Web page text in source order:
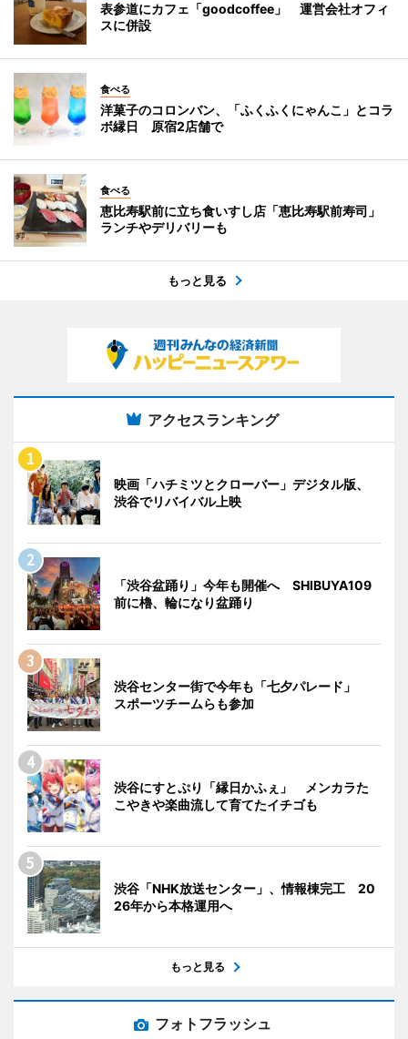
表参道にカフェ「goodcoffee」 運営会社オフィ
スに併設
食べる
洋菓子のコロンバン、「ふくふくにゃんこ」とコラ
ボ縁日 原宿2店舗で
食べる
恵比寿駅前に立ち食いすし店「恵比寿駅前寿司」
ランチやデリバリーも
もっと見る
アクセスランキング
映画「ハチミツとクローバー」デジタル版、
渋谷でリバイバル上映
「渋谷盆踊り」今年も開催へ SHIBUYA109
前に櫓、輪になり盆踊り
渋谷センター街で今年も「七夕パレード」
スポーツチームらも参加
渋谷にすとぷり「縁日かふぇ」 メンカラた
こやきや楽曲流して育てたイチゴも
渋谷「NHK放送センター」、情報棟完工 20
26年から本格運用へ
もっと見る
フォトフラッシュ